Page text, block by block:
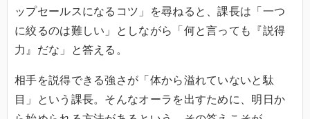
ップセールスになるコツ」を尋ねると、課長は「一つ
に絞るのは難しい」としながら「何と言っても『説得
力』だな」と答える。
相手を説得できる強さが「体から溢れていないと駄
目」という課長。そんなオーラを出すために、明日か